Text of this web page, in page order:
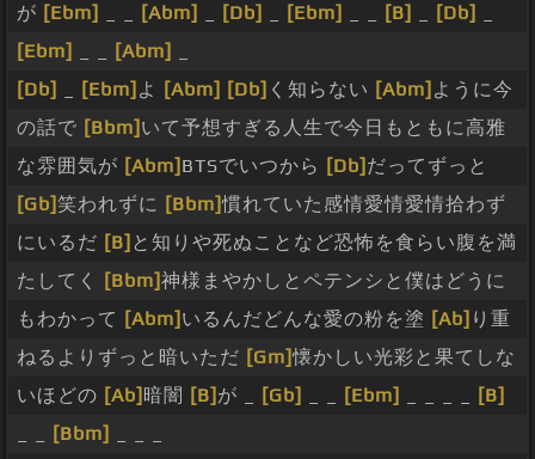
が [Ebm] [Abm] [Db] [Ebm] [B] [Db]
[Ebm]
[Abm]
[Db]
[Ebm] よ [Abm] [Db] く知らない [Abm] ように今
の話で [Bbm] いて予想すぎる人生で今日もともに高雅
な雰囲気が [Abm] BTSでいつから [Db] だってずっと
[Gb]笑われずに [Bbm]慣れていた感情愛情愛情拾わず
にいるだ [B] と知りや死ぬことなど恐怖を食らい腹を満
たしてく
[Bbm]神様まやかしとペテンシと僕はどうに
もわかって [Abm] いるんだどんな愛の粉を塗 [Ab] り重
ねるよりずっと暗いただ [Gm]懐かしい光彩と果てしな
いほどの [Ab] 暗闇 [B] が _ [Gb] [Ebm]
[B]
[Bbm]